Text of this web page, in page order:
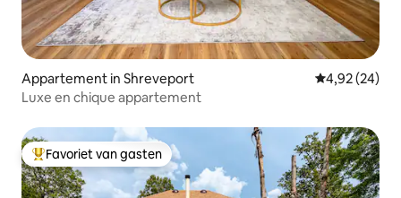
Appartement in Shreveport Gemiddelde
4,92 (24)
Luxe en chique appartement
Topfavoriet van gasten
Favoriet van gasten